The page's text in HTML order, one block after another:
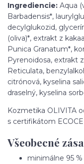
Ingrediencie: Aqua
Barbadensis*,
decylglukozid,
(oliva)*, extrakt z
Punica Granatum*,
Pyrenoidosa, extrakt
Reticulata,
citrónová, kyselina
draselný, kyselina
Kozmetika OLIVITA
s certifikátom
Všeobecné
minimálne 95